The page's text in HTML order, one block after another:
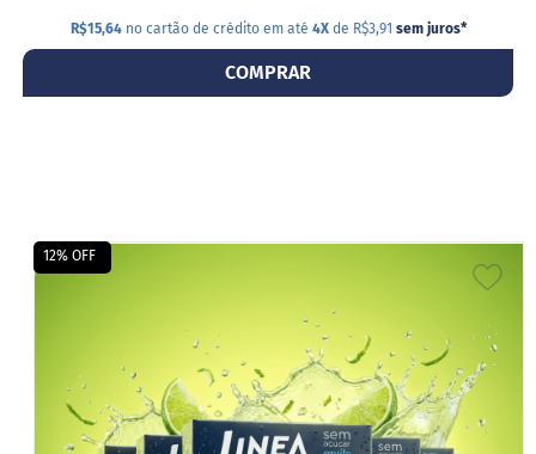
R$15,64no cartão de crédito em até 4Xde R$3,91 sem juros*
COMPRAR
12% OFF